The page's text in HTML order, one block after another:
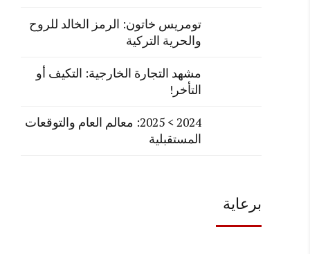
تومريس خاتون: الرمز الخالد للروح
والحرية التركية
مشهد التجارة الخارجية: التكيف أو
التأخر!
2024 > 2025: معالم العام والتوقعات
المستقبلية
برعاية